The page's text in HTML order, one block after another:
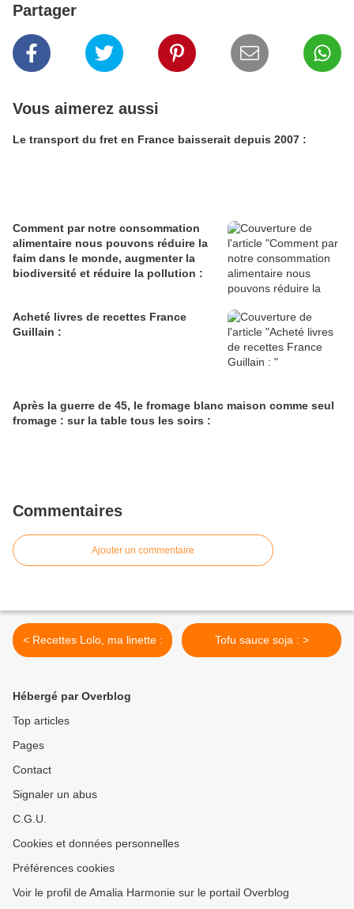
Partager
Vous aimerez aussi
Le transport du fret en France baisserait depuis 2007 :
Comment par notre consommation
alimentaire nous pouvons réduire la
faim dans le monde, augmenter la
biodiversité et réduire la pollution :
Acheté livres de recettes France
Guillain :
Après la guerre de 45, le fromage blanc maison comme seul
fromage : sur la table tous les soirs :
Commentaires
Ajouter un commentaire
< Recettes Lolo, ma linette : Tofu sauce soja : >
Hébergé par Overblog
Top articles
Pages
Contact
Signaler un abus
C.G.U.
Cookies et données personnelles
Préférences cookies
Voir le profil de Amalia Harmonie sur le portail Overblog